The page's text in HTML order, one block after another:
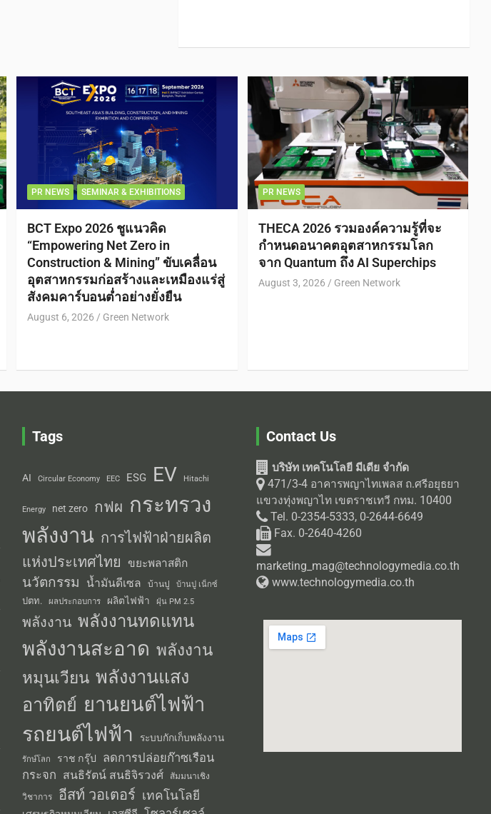
PR NEWS SEMINAR & EXHIBITIONS
BCT Expo 2026 ชูแนวคิด
“Empowering Net Zero in
Construction & Mining” ขับเคลื่อน
อุตสาหกรรมก่อสร้างและเหมืองแร่สู่
สังคมคาร์บอนต่ำอย่างยั่งยืน
August 6, 2026 Green Network
PR NEWS
THECA 2026 รวมองค์ความรู้ที่จะ
กำหนดอนาคตอุตสาหกรรมโลก
จาก Quantum ถึง AI Superchips
August 3, 2026 Green Network
Tags
AI Circular Economy EEC ESG EV Hitachi
Energy net zero กฟผ กระทรวง
พลังงาน การไฟฟ้าฝ่ายผลิต
แห่งประเทศไทย
ขยะพลาสติก
นวัตกรรม น้ำมันดีเซล บ้านปู บ้านปู เน็กซ์
ปตท. ผลประกอบการ ผลิตไฟฟ้า ฝุ่น PM 2.5
พลังงาน พลังงานทดแทน
พลังงานสะอาด พลังงาน
หมุนเวียน พลังงานแสง
อาทิตย์ ยานยนต์ไฟฟ้า
รถยนต์ไฟฟ้า ระบบกักเก็บพลังงาน
รักษ์โลก ราช กรุ๊ป
ลดการปล่อยก๊าซเรือน
กระจก สนธิรัตน์ สนธิจิรวงศ์ สัมมนาเชิง
วิชาการ อีสท์ วอเตอร์ เทคโนโลยี
Contact Us
บริษัท เทคโนโลยี มีเดีย จำกัด
471/3-4 อาคารพญาไทเพลส ถ.ศรีอยุธยา
แขวงทุ่งพญาไท เขตราชเทวี กทม. 10400
Tel. 0-2354-5333, 0-2644-6649
Fax. 0-2640-4260
marketing_mag@technologymedia.co.th
www.technologymedia.co.th